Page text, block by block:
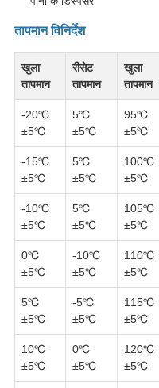
तापमान विनिर्देश
खुला
तापमान
रीसेट
तापमान
खुला
तापमान
-20℃
±5℃
5℃
±5℃
95℃
±5℃
-15℃
±5℃
5℃
±5℃
100℃
±5℃
-10℃
±5℃
5℃
±5℃
105℃
±5℃
0℃
±5℃
-10℃
±5℃
110℃
±5℃
5℃
±5℃
-5℃
±5℃
115℃
±5℃
10℃
±5℃
0℃
±5℃
120℃
±5℃